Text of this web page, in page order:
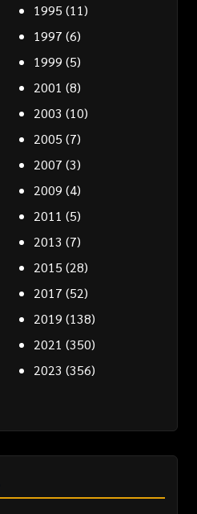
1995 (11)
1997 (6)
1999 (5)
2001 (8)
2003 (10)
2005 (7)
2007 (3)
2009 (4)
2011 (5)
2013 (7)
2015 (28)
2017 (52)
2019 (138)
2021 (350)
2023 (356)